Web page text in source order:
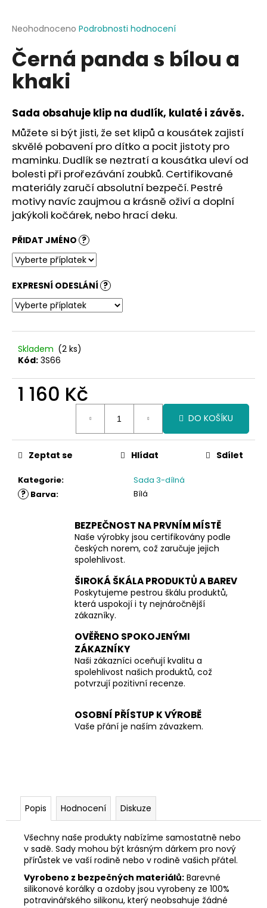
Průměrné
produktu
je
0,0
hvězdiček.
Neohodnoceno Podrobnosti hodnocení
Černá panda s bílou a
khaki
Sada obsahuje klip na dudlík, kulaté i závěs.
Můžete si být jisti, že set klipů a kousátek zajistí
skvělé pobavení pro dítko a pocit jistoty pro
maminku. Dudlík se neztratí a kousátka uleví od
bolesti při prořezávání zoubků. Certifikované
materiály zaručí absolutní bezpečí. Pestré
motivy navíc zaujmou a krásně oživí a doplní
jakýkoli kočárek, nebo hrací deku.
PŘIDAT JMÉNO ?
EXPRESNÍ ODESLÁNÍ ?
Skladem (2 ks)
Kód: 3S66
1 160 Kč
DO KOŠÍKU
Kategorie: Sada 3-dílná
? Barva: Bílá
Zeptat se Hlídat Sdílet
BEZPEČNOST NA PRVNÍM MÍSTĚ
Naše výrobky jsou certifikovány podle
českých norem, což zaručuje jejich
spolehlivost.
ŠIROKÁ ŠKÁLA PRODUKTŮ A BAREV
Poskytujeme pestrou škálu produktů,
která uspokojí i ty nejnáročnější
zákazníky.
OVĚŘENO SPOKOJENÝMI
ZÁKAZNÍKY
Naši zákazníci oceňují kvalitu a
spolehlivost našich produktů, což
potvrzují pozitivní recenze.
OSOBNÍ PŘÍSTUP K VÝROBĚ
Vaše přání je naším závazkem.
Popis Hodnocení Diskuze
Všechny naše produkty nabízíme samostatně nebo
v sadě. Sady mohou být krásným dárkem pro nový
přírůstek ve vaší rodině nebo v rodině vašich přátel.
Vyrobeno z bezpečných materiálů: Barevné
silikonové korálky a ozdoby jsou vyrobeny ze 100%
potravinářského silikonu, který neobsahuje žádné
j
í
t
?
HLEDAT
D
o
p
r
u
č
u
j
e
e